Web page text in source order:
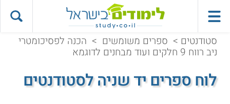
סטודנטים > ספרים משומשים > הכנה לפסיכומטרי
ניב רווח 9 חלקים ועוד מבחנים לדוגמא
לוח ספרים יד שניה לסטודנטים